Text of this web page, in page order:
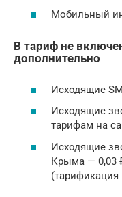
Мобильный
В тариф не
дополнительно
Исходящие
Исходящие
тарифам на
Исходящие
Крыма — 0,03
(тарификация